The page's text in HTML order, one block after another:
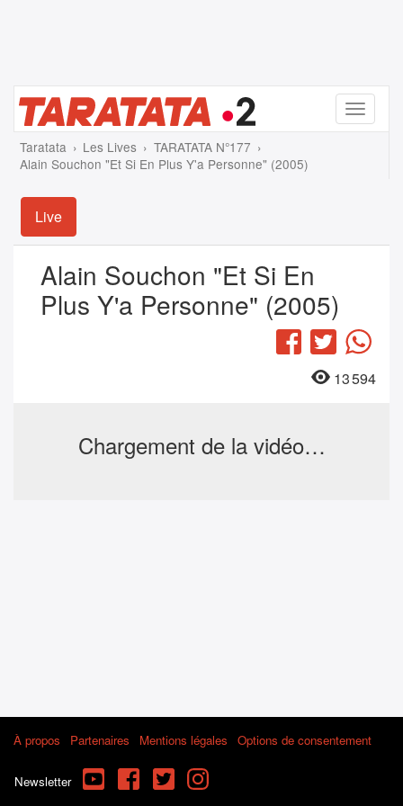
Menu
Taratata Les Lives
TARATATA N°177
Alain Souchon "Et Si En Plus Y'a Personne" (2005)
Live
Alain Souchon "Et Si En
Plus Y'a Personne" (2005)
Facebook
Twitter
13 594
Chargement de la vidéo…
À propos Partenaires Mentions légales Options de consentement
Newsletter YouTube FacebookTwitterInstagram